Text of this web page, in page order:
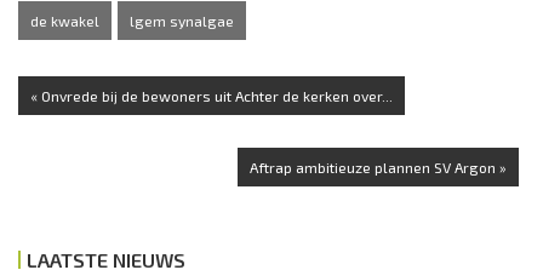
de kwakel lgem synalgae
« Onvrede bij de bewoners uit Achter de kerken over...
Aftrap ambitieuze plannen SV Argon »
LAATSTE NIEUWS